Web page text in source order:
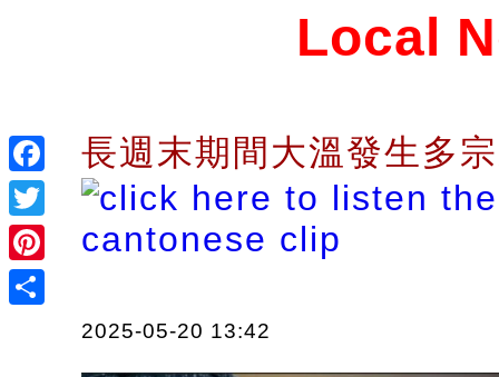
Facebook
Twitter
Pinterest
Local
長週末期間大溫發生多
2025-05-20 13:42